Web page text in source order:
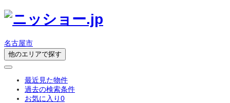
名古屋市
他のエリアで探す
最近見た物件
過去の検索条件
お気に入り0